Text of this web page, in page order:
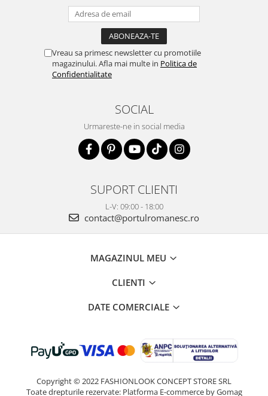
Vreau sa primesc newsletter cu promotiile
magazinului. Afla mai multe in Politica de
Confidentialitate
SOCIAL
Urmareste-ne in social media
SUPORT CLIENTI
L-V: 09:00 - 18:00
contact@portulromanesc.ro
MAGAZINUL MEU
CLIENTI
DATE COMERCIALE
Copyright © 2022 FASHIONLOOK CONCEPT STORE SRL
Toate drepturile rezervate: Platforma E-commerce by Gomag